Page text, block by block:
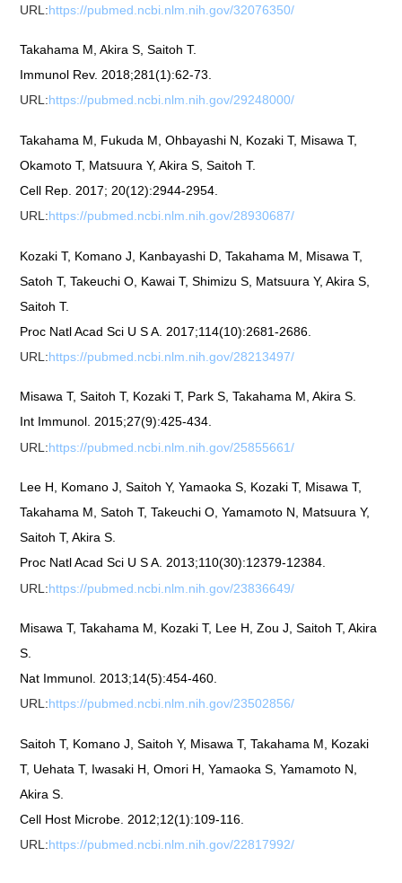
URL:https://pubmed.ncbi.nlm.nih.gov/32076350/
Takahama M, Akira S, Saitoh T.
Immunol Rev. 2018;281(1):62-73.
URL:https://pubmed.ncbi.nlm.nih.gov/29248000/
Takahama M, Fukuda M, Ohbayashi N, Kozaki T, Misawa T,
Okamoto T, Matsuura Y, Akira S, Saitoh T.
Cell Rep. 2017; 20(12):2944-2954.
URL:https://pubmed.ncbi.nlm.nih.gov/28930687/
Kozaki T, Komano J, Kanbayashi D, Takahama M, Misawa T,
Satoh T, Takeuchi O, Kawai T, Shimizu S, Matsuura Y, Akira S,
Saitoh T.
Proc Natl Acad Sci U S A. 2017;114(10):2681-2686.
URL:https://pubmed.ncbi.nlm.nih.gov/28213497/
Misawa T, Saitoh T, Kozaki T, Park S, Takahama M, Akira S.
Int Immunol. 2015;27(9):425-434.
URL:https://pubmed.ncbi.nlm.nih.gov/25855661/
Lee H, Komano J, Saitoh Y, Yamaoka S, Kozaki T, Misawa T,
Takahama M, Satoh T, Takeuchi O, Yamamoto N, Matsuura Y,
Saitoh T, Akira S.
Proc Natl Acad Sci U S A. 2013;110(30):12379-12384.
URL:https://pubmed.ncbi.nlm.nih.gov/23836649/
Misawa T, Takahama M, Kozaki T, Lee H, Zou J, Saitoh T, Akira
S.
Nat Immunol. 2013;14(5):454-460.
URL:https://pubmed.ncbi.nlm.nih.gov/23502856/
Saitoh T, Komano J, Saitoh Y, Misawa T, Takahama M, Kozaki
T, Uehata T, Iwasaki H, Omori H, Yamaoka S, Yamamoto N,
Akira S.
Cell Host Microbe. 2012;12(1):109-116.
URL:https://pubmed.ncbi.nlm.nih.gov/22817992/